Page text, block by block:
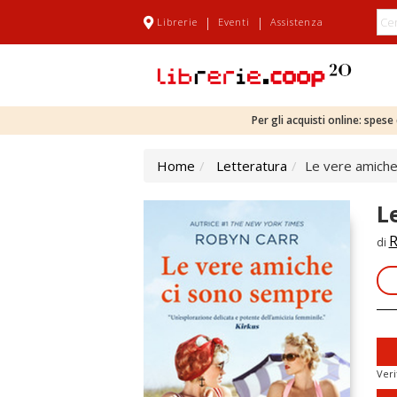
Librerie | Eventi | Assistenza
Per gli acquisti online:
Home Letteratura Le vere
di